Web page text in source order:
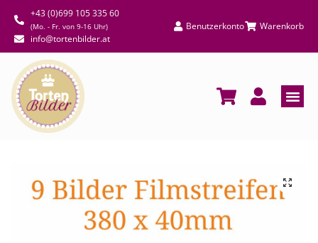
+43 (0)699 105 335 60
(Mo. - Fr. von 9-16 Uhr)
info@tortenbilder.at
Benutzerkonto Warenkorb